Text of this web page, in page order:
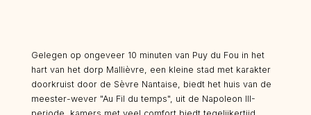
Gelegen op ongeveer 10 minuten van Puy du Fou in het
hart van het dorp Mallièvre, een kleine stad met karakter
doorkruist door de Sèvre Nantaise, biedt het huis van de
meester-wever "Au Fil du temps", uit de Napoleon III-